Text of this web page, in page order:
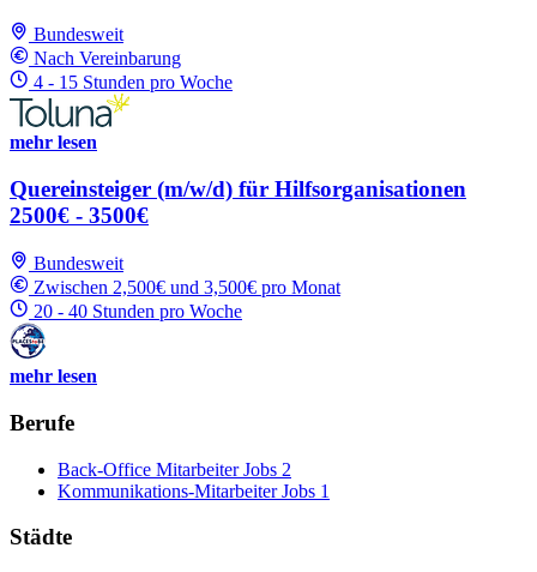
Bundesweit
Nach Vereinbarung
4 - 15 Stunden pro Woche
mehr lesen
Quereinsteiger (m/w/d) für Hilfsorganisationen
2500€ - 3500€
Bundesweit
Zwischen 2,500€ und 3,500€ pro Monat
20 - 40 Stunden pro Woche
mehr lesen
Berufe
Back-Office Mitarbeiter Jobs 2
Kommunikations-Mitarbeiter Jobs 1
Städte